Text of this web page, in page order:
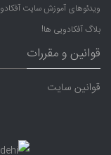
ویدئوهای آموزش سایت آفکادو
بلاگ آفکادویی ها!
قوانین و مقررات
قوانین سایت